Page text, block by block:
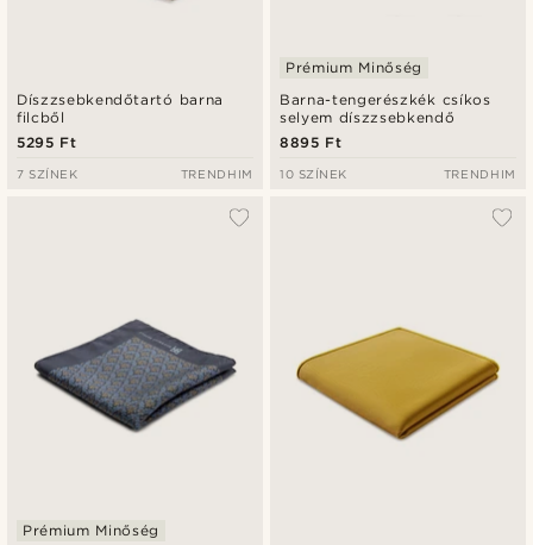
Díszzsebkendőtartó barna
filcből
5295 Ft
7 SZÍNEK TRENDHIM
Barna-tengerészkék csíkos
selyem díszzsebkendő
Prémium Minőség
8895 Ft
10 SZÍNEK TRENDHIM
Prémium Minőség